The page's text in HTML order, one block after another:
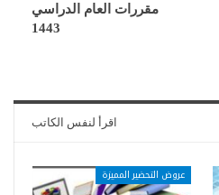
مقررات العام الدراسي
1443
اقرأ لنفس الكاتب
عروض التحضير المميزة